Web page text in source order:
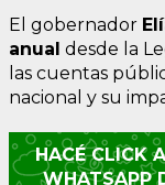
El gobernador
anual desde la
las cuentas
nacional y su
HACÉ CLICK
WHATSAPP